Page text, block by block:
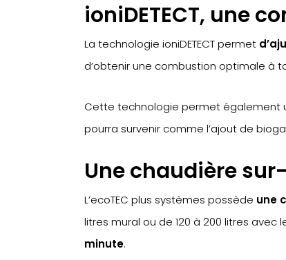
ioniDETECT, une
La technologie ioniDETECT permet
d’obtenir une combustion optimale à
Cette technologie permet également
pourra survenir comme l’ajout de
Une chaudière
L’ecoTEC plus systèmes possède une
litres mural ou de 120 à 200 litres avec
minute.